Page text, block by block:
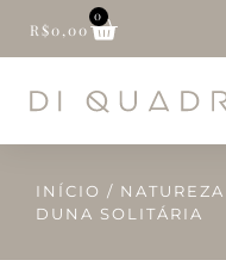
R$0,00
0
INÍCIO / NATUREZA
DUNA SOLITÁRIA